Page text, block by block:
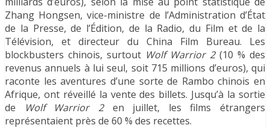
Zhang Hongsen, vice-ministre de l’Administration d’État
de la Presse, de l’Édition, de la Radio, du Film et de la
Télévision, et directeur du China Film Bureau. Les
blockbusters chinois, surtout Wolf Warrior 2(10 % des
revenus annuels à lui seul, soit 715 millions d’euros), qui
raconte les aventures d’une sorte de Rambo chinois en
Afrique, ont réveillé la vente des billets. Jusqu’à la sortie
de
Wolf Warrior 2en juillet, les films étrangers
représentaient près de 60 % des recettes.